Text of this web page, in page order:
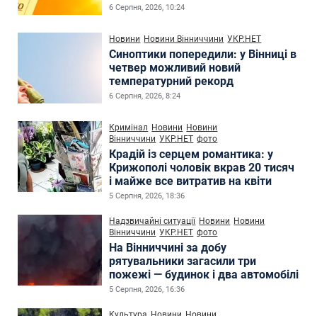
6 Серпня, 2026, 10:24
Новини Новини Вінниччини УКР.НЕТ
Синоптики попередили: у Вінниці в
четвер можливий новий
температурний рекорд
6 Серпня, 2026, 8:24
Кримінал Новини Новини
Вінниччини УКР.НЕТ фото
Крадій із серцем романтика: у
Крижополі чоловік вкрав 20 тисяч
і майже все витратив на квіти
5 Серпня, 2026, 18:36
Надзвичайні ситуації Новини Новини
Вінниччини УКР.НЕТ фото
На Вінниччині за добу
рятувальники загасили три
пожежі — будинок і два автомобілі
5 Серпня, 2026, 16:36